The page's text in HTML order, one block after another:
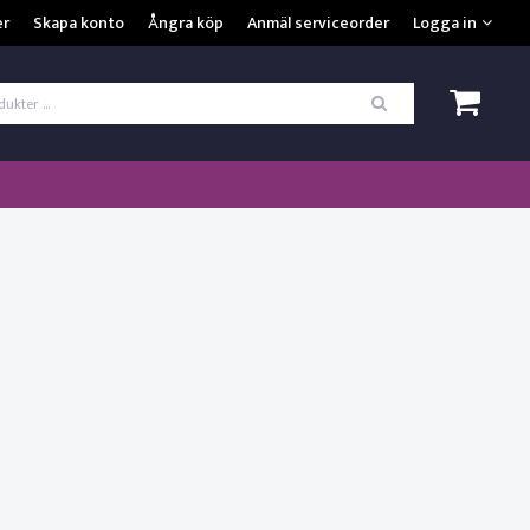
Skapa konto Ångra köp Anmäl serviceorder Logga in
in
*